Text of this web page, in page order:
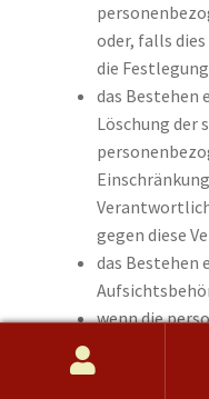
oder, falls
die
das Bestehen
Löschung der
gegen diese
das Bestehen
wenn die
betroffenen
verfügbaren